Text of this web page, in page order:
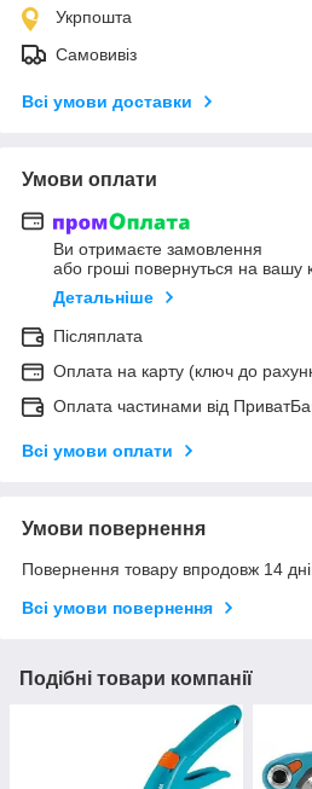
Укрпошта
Самовивіз
Всі умови доставки
Умови оплати
Ви отримаєте замовлення
або гроші повернуться на вашу
Детальніше
Післяплата
Оплата на карту (ключ до
Оплата частинами від
Всі умови оплати
Умови повернення
Повернення товару впродовж 14
Всі умови повернення
Подібні товари компанії